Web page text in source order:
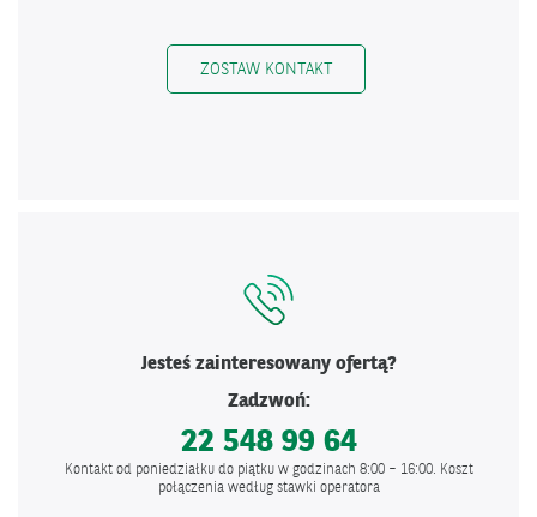
ZOSTAW KONTAKT
Jesteś zainteresowany ofertą?
Zadzwoń:
22 548 99 64
Kontakt od poniedziałku do piątku w godzinach 8:00 – 16:00. Koszt
połączenia według stawki operatora